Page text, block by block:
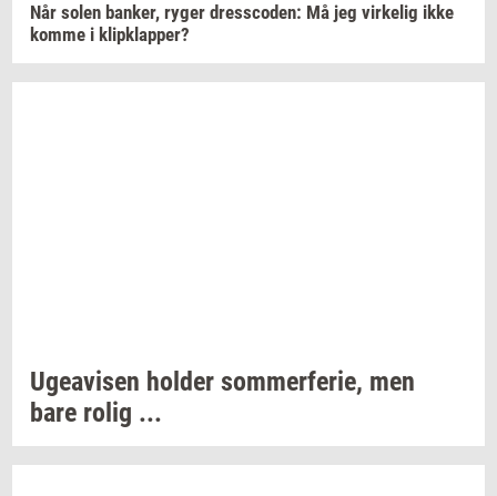
Når solen ban­ker, ryger dres­sco­den: Må jeg vir­ke­lig ikke
komme i klipklap­per?
Ugea­vi­sen hol­der som­mer­fe­rie, men
bare rolig ...